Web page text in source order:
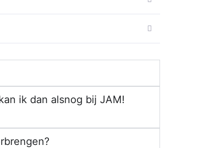
ik dan alsnog bij JAM!